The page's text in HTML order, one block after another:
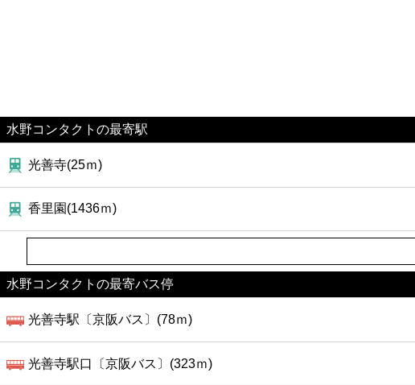
水野コンタクトの最寄駅
光善寺(25ｍ)
香里園(1436ｍ)
水野コンタクトの最寄バス停
光善寺駅〔京阪バス〕(78ｍ)
光善寺駅口〔京阪バス〕(323ｍ)